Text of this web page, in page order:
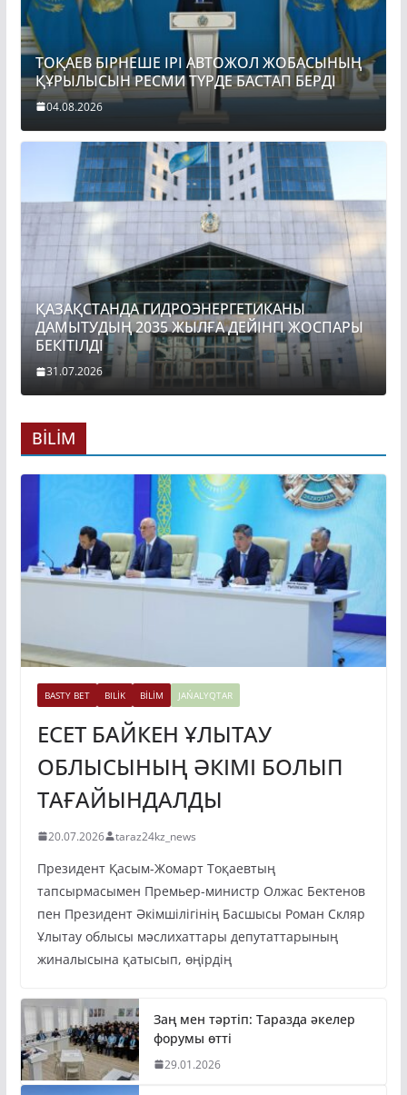
ТОҚАЕВ БІРНЕШЕ ІРІ АВТОЖОЛ ЖОБАСЫНЫҢ
ҚҰРЫЛЫСЫН РЕСМИ ТҮРДЕ БАСТАП БЕРДІ
04.08.2026
ҚАЗАҚСТАНДА ГИДРОЭНЕРГЕТИКАНЫ
ДАМЫТУДЫҢ 2035 ЖЫЛҒА ДЕЙІНГІ ЖОСПАРЫ
БЕКІТІЛДІ
31.07.2026
BİLİM
BASTY BET BILİK BİLİM JAŃALYQTAR
ЕСЕТ БАЙКЕН ҰЛЫТАУ
ОБЛЫСЫНЫҢ ӘКІМІ БОЛЫП
ТАҒАЙЫНДАЛДЫ
20.07.2026 taraz24kz_news
Президент Қасым-Жомарт Тоқаевтың
тапсырмасымен Премьер-министр Олжас Бектенов
пен Президент Әкімшілігінің Басшысы Роман Скляр
Ұлытау облысы мәслихаттары депутаттарының
жиналысына қатысып, өңірдің
Заң мен тәртіп: Таразда әкелер
форумы өтті
29.01.2026